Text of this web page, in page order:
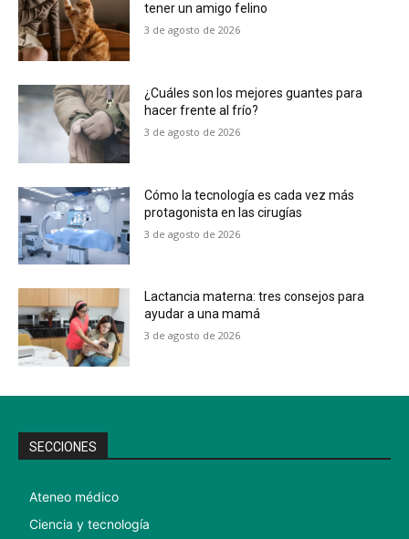
tener un amigo felino
3 de agosto de 2026
¿Cuáles son los mejores guantes para
hacer frente al frío?
3 de agosto de 2026
Cómo la tecnología es cada vez más
protagonista en las cirugías
3 de agosto de 2026
Lactancia materna: tres consejos para
ayudar a una mamá
3 de agosto de 2026
SECCIONES
Ateneo médico
Ciencia y tecnología